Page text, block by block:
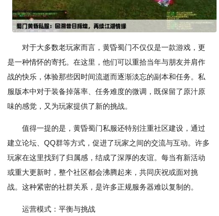
对于大多数老玩家而言，黄昏蜀门不仅仅是一款游戏，更
是一种情怀的寄托。在这里，他们可以重拾当年与朋友并肩作
战的快乐，体验那些因时间流逝而逐渐淡忘的副本和任务。私
服版本中对于装备掉落率、任务难度的微调，既保留了原汁原
味的感觉，又为玩家提供了新的挑战。
值得一提的是，黄昏蜀门私服还特别注重社区建设，通过
建立论坛、QQ群等方式，促进了玩家之间的交流与互动。许多
玩家在这里找到了归属感，结成了深厚的友谊。每当有新活动
或重大更新时，整个社区都会沸腾起来，共同庆祝或面对挑
战。这种紧密的社群关系，是许多正规服务器难以复制的。
运营模式：平衡与挑战